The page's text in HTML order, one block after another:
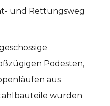
und Rettungsweg
Podesten,
aus
wurden